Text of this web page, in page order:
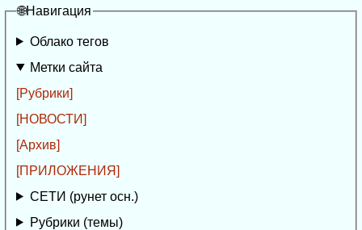
🌐Навигация
Облако тегов
Метки сайта
[Рубрики]
[НОВОСТИ]
[Архив]
[ПРИЛОЖЕНИЯ]
СЕТИ (рунет осн.)
Рубрики (темы)